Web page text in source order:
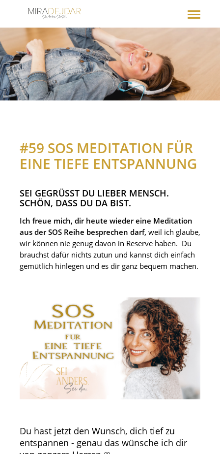
#59 SOS MEDITATION FÜR
EINE TIEFE ENTSPANNUNG
SEI GEGRÜSST DU LIEBER MENSCH. S
CHÖN, DASS DU DA BIST.
Ich freue mich, dir heute wieder eine Meditation
aus der SOS Reihe besprechen darf, weil ich glaube,
wir können nie genug davon in Reserve haben. Du
brauchst dafür nichts zutun und kannst dich einfach
gemütlich hinlegen und es dir ganz bequem machen.
Du hast jetzt den Wunsch, dich tief zu
entspannen - genau das wünsche ich dir